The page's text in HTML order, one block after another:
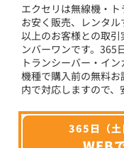
エクセリは無線機・
お安く販売、レンタ
以上のお客様との取
ンバーワンです。365
トランシーバー・イ
機種で購入前の無料
内で対応しますので、
365日（土